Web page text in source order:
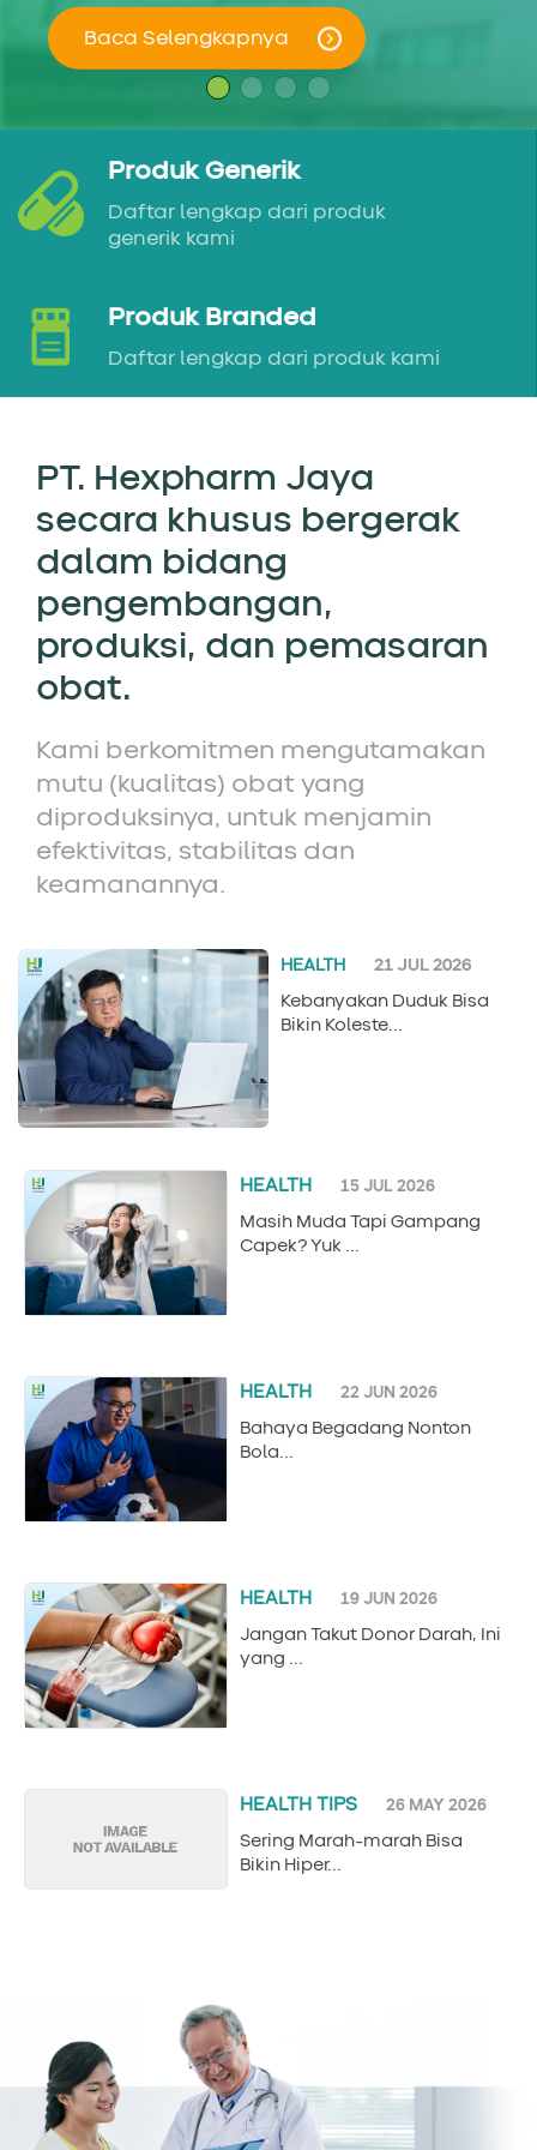
Baca Selengkapnya
Baca Selengkapnya
Baca Selengkapnya
Baca Selengkapnya
Produk Generik
Daftar lengkap dari produk
generik kami
Produk Branded
Daftar lengkap dari produk kami
PT. Hexpharm Jaya
secara khusus bergerak
dalam bidang
pengembangan,
produksi, dan pemasaran
obat.
Kami berkomitmen mengutamakan
mutu (kualitas) obat yang
diproduksinya, untuk menjamin
efektivitas, stabilitas dan
keamanannya.
HEALTH
21 JUL 2026
Kebanyakan Duduk Bisa
Bikin Koleste...
HEALTH 15 JUL 2026
Masih Muda Tapi Gampang
Capek? Yuk ...
HEALTH 22 JUN 2026
Bahaya Begadang Nonton
Bola...
HEALTH 19 JUN 2026
Jangan Takut Donor Darah, Ini
yang ...
HEALTH TIPS 26 MAY 2026
Sering Marah-marah Bisa
Bikin Hiper...